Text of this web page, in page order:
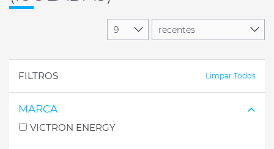
FILTROS Limpar Todos
MARCA
VICTRON ENERGY